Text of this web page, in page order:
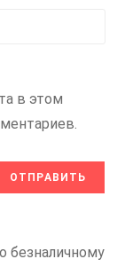
в этом
безналичному